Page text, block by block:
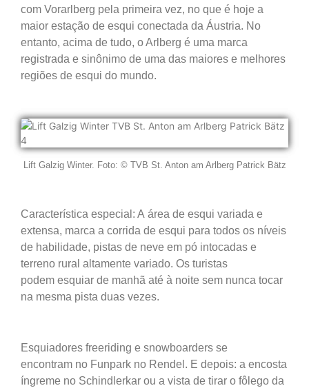
com Vorarlberg pela primeira vez, no que é hoje a
maior estação de esqui conectada da Áustria. No
entanto, acima de tudo, o Arlberg é uma marca
registrada e sinônimo de uma das maiores e melhores
regiões de esqui do mundo.
Lift Galzig Winter. Foto: © TVB St. Anton am Arlberg Patrick Bätz
Característica especial: A área de esqui variada e
extensa, marca a corrida de esqui para todos os níveis
de habilidade, pistas de neve em pó intocadas e
terreno rural altamente variado. Os turistas
podem esquiar de manhã até à noite sem nunca tocar
na mesma pista duas vezes.
Esquiadores freeriding e snowboarders se
encontram no Funpark no Rendel. E depois: a encosta
íngreme no Schindlerkar ou a vista de tirar o fôlego da